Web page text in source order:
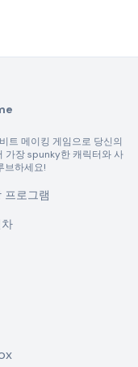
트 메이킹 게임으로 당신의
가장 spunky한 캐릭터와 사
브하세요!
로그램